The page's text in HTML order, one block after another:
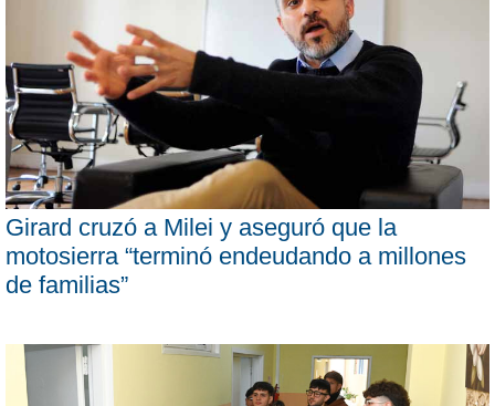
Girard cruzó a Milei y aseguró que la
motosierra “terminó endeudando a millones
de familias”